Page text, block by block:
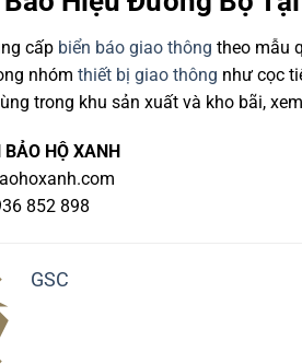
cấp biển báo giao thông theo mẫu
nhóm thiết bị giao thông như cọc
trong khu sản xuất và kho bãi,
HỘ XANH
852 898
GSC